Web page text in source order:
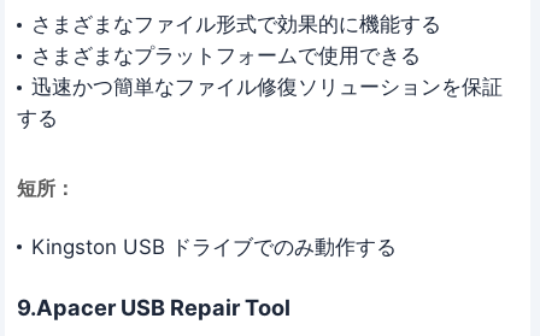
さまざまなファイル形式で効果的に機能する
さまざまなプラットフォームで使用できる
迅速かつ簡単なファイル修復ソリューションを保証
する
短所：
Kingston USB ドライブでのみ動作する
9.Apacer USB Repair Tool